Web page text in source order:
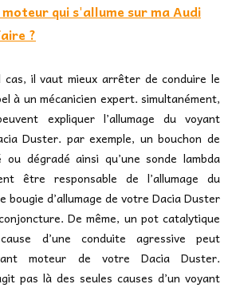
qui s'allume sur ma Audi
?
cas, il vaut mieux arrêter de conduire le
à un mécanicien expert. simultanément,
expliquer l’allumage du voyant
Duster. par exemple, un bouchon de
dégradé ainsi qu’une sonde lambda
être responsable de l’allumage du
bougie d’allumage de votre Dacia Duster
De même, un pot catalytique
d’une conduite agressive peut
moteur de votre Dacia Duster.
pas là des seules causes d’un voyant